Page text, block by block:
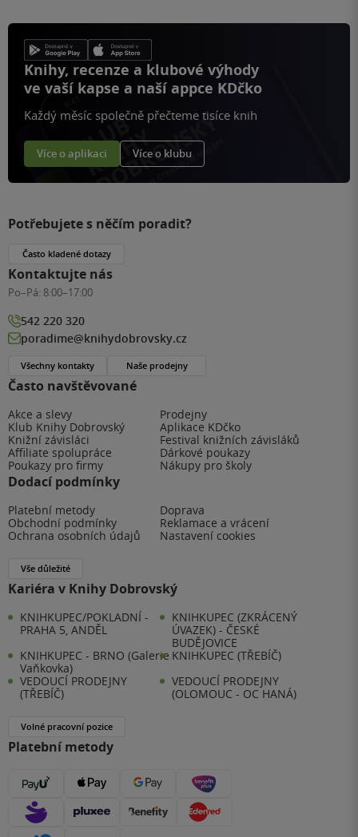
Knihy, recenze a klubové výhody
ve vaší kapse a naší appce KDčko
Každý měsíc společně přečteme tisíce knih
Více o aplikaci Více o klubu
Často navštěvované
Akce a slevy
Prodejny
Klub Knihy Dobrovský
Aplikace KDčko
Knižní závisláci
Festival knižních závisláků
Affiliate spolupráce
Dárkové poukazy
Poukazy pro firmy
Nákupy pro školy
Dodací podmínky
Platební metody
Doprava
Obchodní podmínky
Reklamace a vrácení
Ochrana osobních údajů
Nastavení cookies
Vše důležité
Kariéra v Knihy Dobrovský
KNIHKUPEC/POKLADNÍ -
PRAHA 5, ANDĚL
KNIHKUPEC (ZKRÁCENÝ
ÚVAZEK) - ČESKÉ
BUDĚJOVICE
KNIHKUPEC - BRNO (Galerie
Vaňkovka)
KNIHKUPEC (TŘEBÍČ)
VEDOUCÍ PRODEJNY
(TŘEBÍČ)
VEDOUCÍ PRODEJNY
(OLOMOUC - OC HANÁ)
Volné pracovní pozice
Platební metody
Potřebujete s něčím poradit?
Často kladené dotazy
Kontaktujte nás
Po–Pá: 8:00–17:00
542 220 320
poradime@knihydobrovsky.cz
Všechny kontakty Naše prodejny